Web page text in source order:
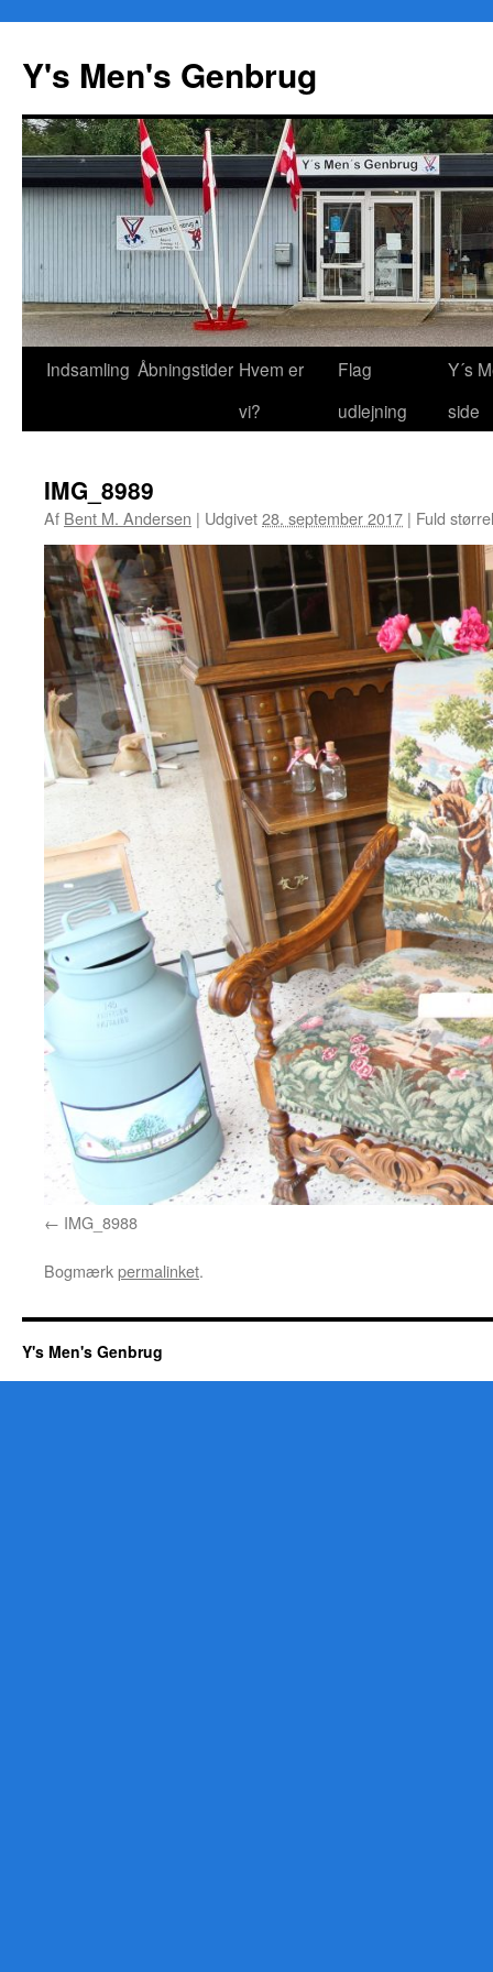
Y's Men's Genbrug
Hop
Indsamling Åbningstider Hvem er
vi?
Flag
udlejning
Y´s
side
IMG_8989
Af Bent M. Andersen | Udgivet28. september 2017 | Fuld
IMG_8988
Bogmærkpermalinket.
Y's Men's Genbrug